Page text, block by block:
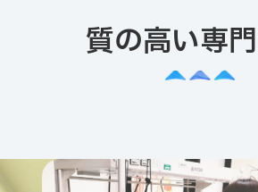
質の高い専